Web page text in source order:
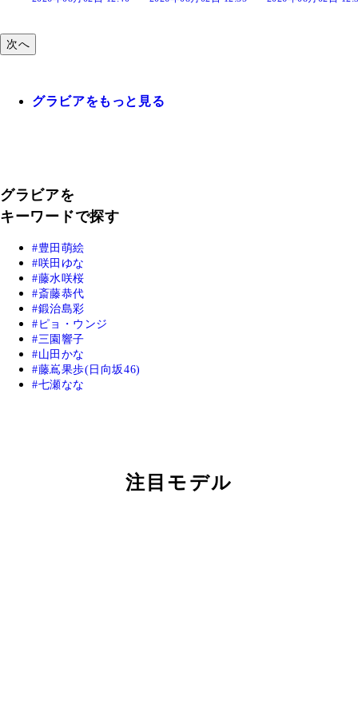
次へ
グラビアをもっと見る
グラビアを
キーワードで探す
豊田萌絵
咲田ゆな
藤水咲桜
斎藤恭代
鍛治島彩
ピョ・ウンジ
三園響子
山田かな
藤嶌果歩(日向坂46)
七瀬なな
注目モデル